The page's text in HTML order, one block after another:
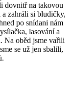
dovnitř na takovou
a zahráli si bludičky,
po snídani nám
lasování a
Na oběd jsme vařili
se už jen sbalili,